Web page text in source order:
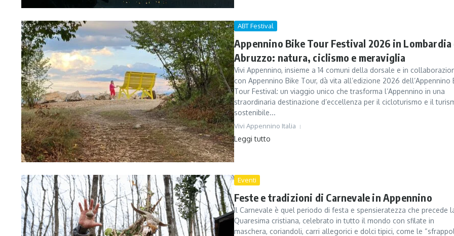
ABT Festival
Appennino Bike Tour Festival 2026 in Lombardia
Abruzzo: natura, ciclismo e meraviglia
Vivi Appennino, insieme a 14 comuni della dorsale e in
con Appennino Bike Tour, dà vita all’edizione 2026 dell’Appennino
Tour Festival: un viaggio unico che trasforma l’Appennino in una
straordinaria destinazione d’eccellenza per il cicloturismo e il
sostenibile...
Vivi Appennino Italia
Leggi tutto
Eventi
Feste e tradizioni di Carnevale in Appennino
Il Carnevale è quel periodo di festa e spensieratezza che precede
Quaresima cristiana, celebrato in tutto il mondo con sfilate in
maschera, coriandoli, carri allegorici e dolci tipici, come le